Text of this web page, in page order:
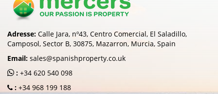
Adresse: Calle Jara, nº43, Centro Comercial, El Saladillo,
Camposol, Sector B, 30875, Mazarron, Murcia, Spain
Email: sales@spanishproperty.co.uk
: +34 620 540 098
: +34 968 199 188